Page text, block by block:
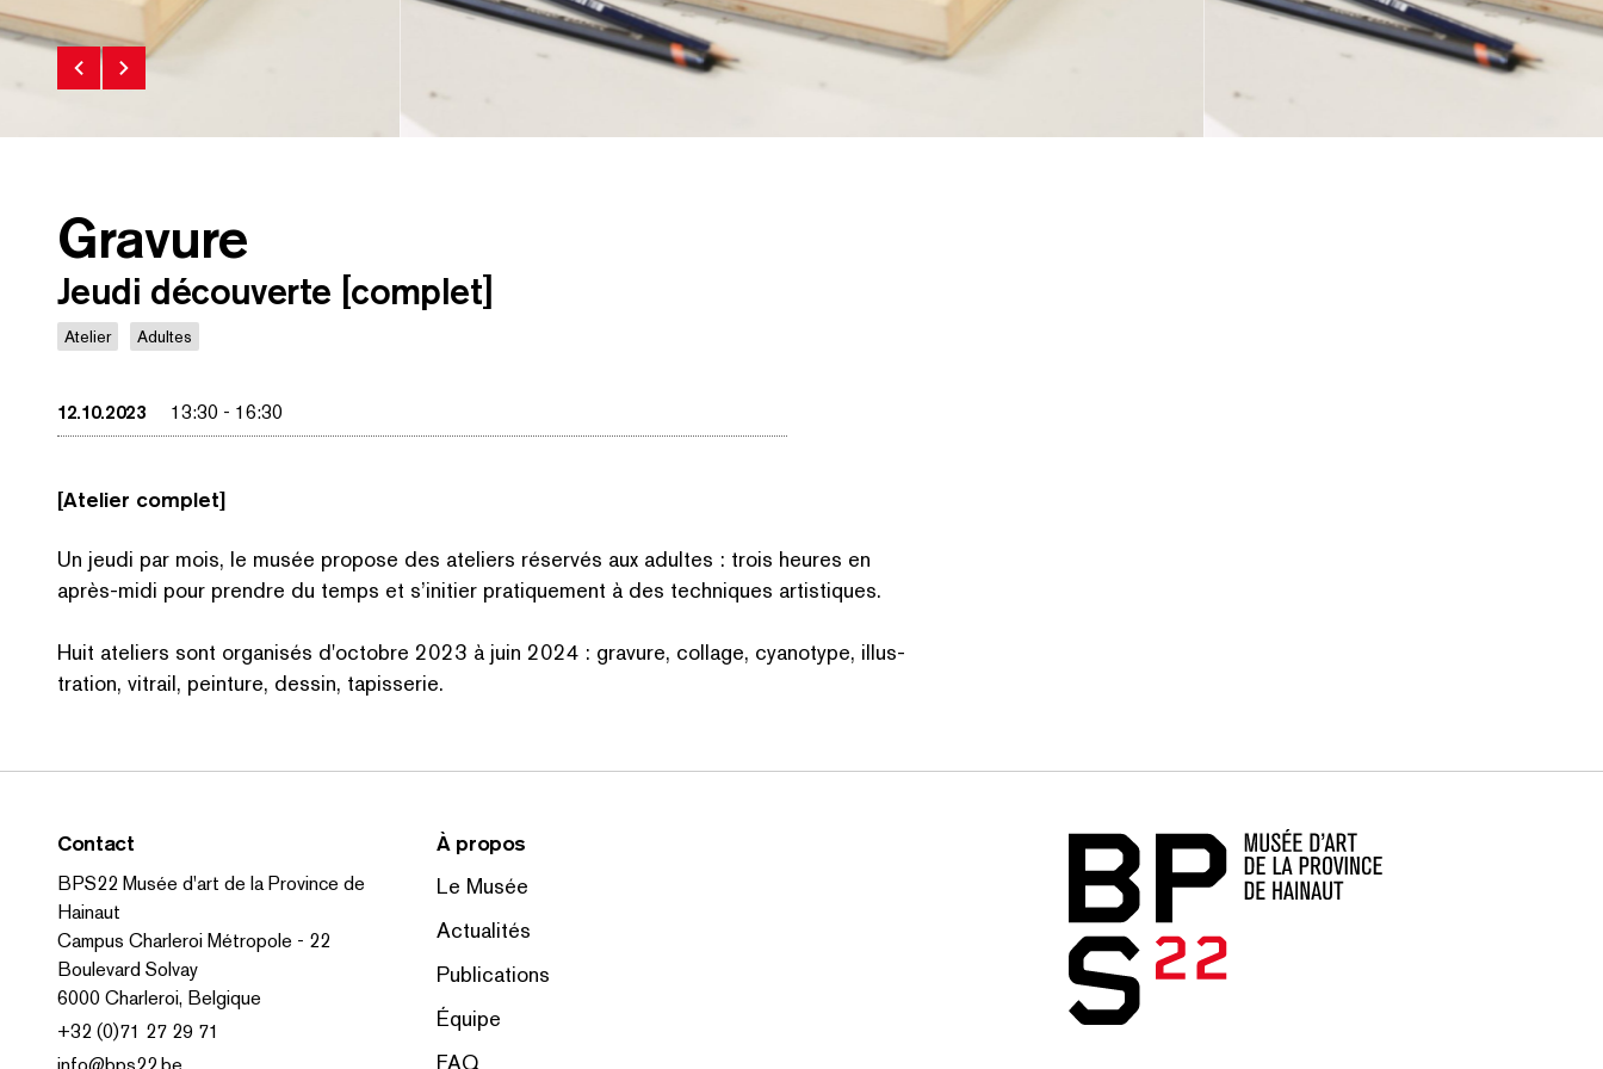
Gravure
Jeudi découverte [complet]
Atelier Adultes
12.10.2023 13:30 - 16:30
[Atelier complet]
Un jeudi par mois, le musée propose des ateliers réservés aux adultes : trois heures en
après-midi pour prendre du temps et s’initier pra­tique­ment à des techniques artistiques.
Huit ateliers sont organisés d'octobre 2023 à juin 2024 : gravure, collage, cyanotype, illus­
tra­tion, vitrail, peinture, dessin, tapisserie.
Contact
BPS22 Musée d'art de la Province de
Hainaut
Campus Charleroi Métropole - 22
Boulevard Solvay
6000 Charleroi, Belgique
+32 (0)71 27 29 71
À propos
Le Musée
Actualités
Publications
Équipe
FAQ
Accueil